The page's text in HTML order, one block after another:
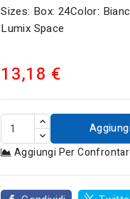
Sizes: Box: 24Color:
Lumix Space
13,18 €
Aggiungi Per